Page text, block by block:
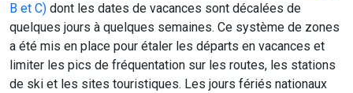
B et C) dont les dates de vacances sont décalées de
quelques jours à quelques semaines. Ce système de zones
a été mis en place pour étaler les départs en vacances et
limiter les pics de fréquentation sur les routes, les stations
de ski et les sites touristiques. Les jours fériés nationaux